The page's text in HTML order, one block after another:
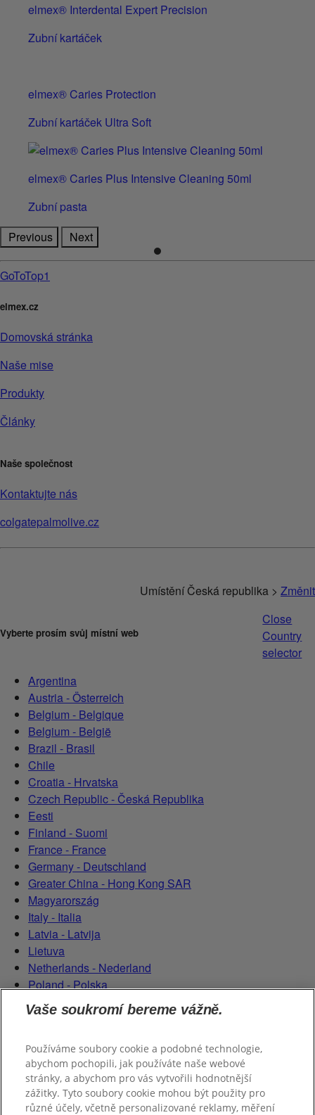
elmex® Interdental Expert Precision
Zubní kartáček
elmex® Caries Protection
Zubní kartáček Ultra Soft
elmex® Caries Plus Intensive Cleaning 50ml
Zubní pasta
Previous
Next
GoToTop1
elmex.cz
Domovská stránka
Naše mise
Produkty
Články
Naše společnost
Kontaktujte nás
colgatepalmolive.cz
Umístění Česká republika > Změnit
Vyberte prosím svůj místní web
Close
Country
selector
Argentina
Austria - Österreich
Belgium - Belgique
Belgium - België
Brazil - Brasil
Chile
Croatia - Hrvatska
Czech Republic - Česká Republika
Eesti
Finland - Suomi
France - France
Germany - Deutschland
Greater China - Hong Kong SAR
Magyarország
Italy - Italia
Latvia - Latvija
Lietuva
Netherlands - Nederland
Poland - Polska
România
Serbian (Serbia)
Slovenija
Switzerland (Schweiz)
Switzerland (Suisse)
Vaše soukromí bereme vážně.
Používáme soubory cookie a podobné technologie,
abychom pochopili, jak používáte naše webové
stránky, a abychom pro vás vytvořili hodnotnější
zážitky. Tyto soubory cookie mohou být použity pro
různé účely, včetně personalizované reklamy, měření